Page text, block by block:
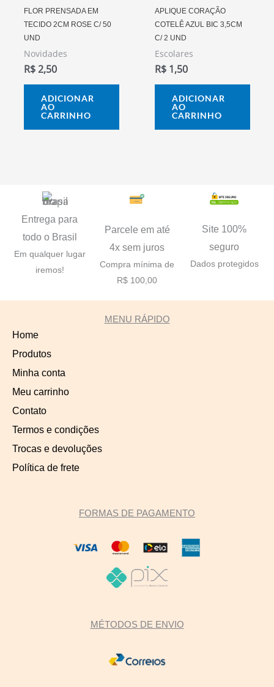
FLOR PRENSADA EM
TECIDO 2CM ROSE C/ 50
UND
Novidades
R$2,50
ADICIONAR
AO
CARRINHO
APLIQUE CORAÇÃO
COTELÊ AZUL BIC 3,5CM
C/ 2 UND
Escolares
R$ 1,50
ADICIONAR
AO
CARRINHO
Entrega para
todo o Brasil
Em qualquer lugar
iremos!
Parcele em até
4x sem juros
Compra mínima de
R$ 100,00
Site 100%
seguro
Dados protegidos
MENU RÁPIDO
Home
Produtos
Minha conta
Meu carrinho
Contato
Termos e condições
Trocas e devoluções
Política de frete
FORMAS DE PAGAMENTO
MÉTODOS DE ENVIO